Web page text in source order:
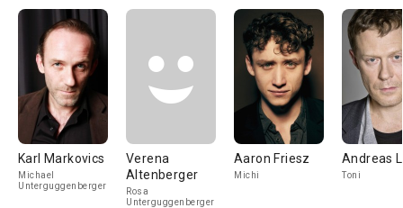
Karl Markovics
Michael
Unterguggenberger
Verena
Altenberger
Rosa
Unterguggenberger
Aaron Friesz
Michi
Andreas
Toni